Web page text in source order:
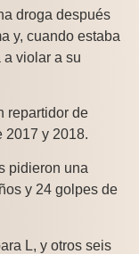
droga después
y, cuando estaba
a violar a su
repartidor de
2017 y 2018.
pidieron una
y 24 golpes de
L, y otros seis